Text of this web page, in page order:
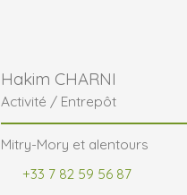
Hakim CHARNI
Activité / Entrepôt
Mitry-Mory et alentours
+33 7 82 59 56 87